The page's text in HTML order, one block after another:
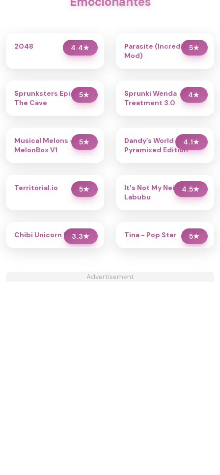
4.4★
2048 5★
Parasite (Incredibox
Mod)
5★
Sprunksters Episode 2:
The Cave
4★
Sprunki Wenda
Treatment 3.0
5★
Musical Melons –
MelonBox V1
4.1★
Dandy’s World
Pyramixed Edition
5★
Territorial.io 4.5★
It's Not My Neighbor:
Labubu
3.3★
Chibi Unicorn Dress Up 5★
Tina - Pop Star
Advertisement